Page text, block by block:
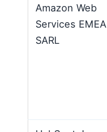
Amazon Web
Services EMEA
SARL